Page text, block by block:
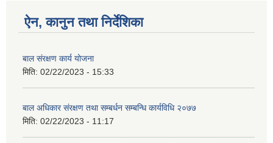
ऐन, कानुन तथा निर्देशिका
बाल संरक्षण कार्य योजना
मिति: 02/22/2023 - 15:33
बाल अधिकार संरक्षण तथा सम्बर्धन सम्बन्धि कार्यविधि २०७७
मिति: 02/22/2023 - 11:17